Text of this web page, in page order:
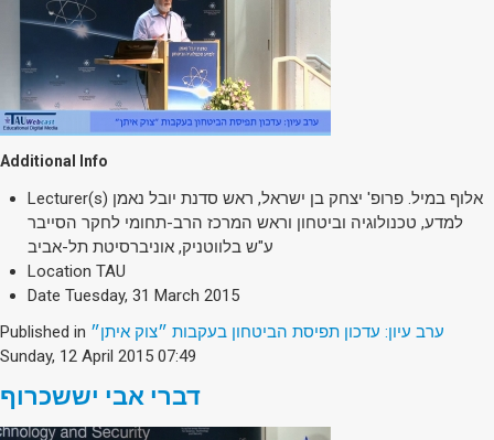
Additional Info
Lecturer(s) אלוף במיל. פרופ' יצחק בן ישראל, ראש סדנת יובל נאמן
למדע, טכנולוגיה וביטחון וראש המרכז הרב-תחומי לחקר הסייבר
ע"ש בלווטניק, אוניברסיטת תל-אביב
Location TAU
Date Tuesday, 31 March 2015
Published in ערב עיון: עדכון תפיסת הביטחון בעקבות ״צוק איתן״
Sunday, 12 April 2015 07:49
דברי אבי יששכרוף